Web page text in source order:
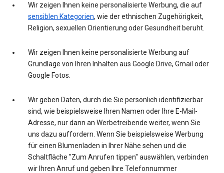
Wir zeigen Ihnen keine personalisierte Werbung, die auf
sensiblen Kategorien, wie der ethnischen Zugehörigkeit,
Religion, sexuellen Orientierung oder Gesundheit beruht.
Wir zeigen Ihnen keine personalisierte Werbung auf
Grundlage von Ihren Inhalten aus Google Drive, Gmail oder
Google Fotos.
Wir geben Daten, durch die Sie persönlich identifizierbar
sind, wie beispielsweise Ihren Namen oder Ihre E-Mail-
Adresse, nur dann an Werbetreibende weiter, wenn Sie
uns dazu auffordern. Wenn Sie beispielsweise Werbung
für einen Blumenladen in Ihrer Nähe sehen und die
Schaltfläche "Zum Anrufen tippen" auswählen, verbinden
wir Ihren Anruf und geben Ihre Telefonnummer